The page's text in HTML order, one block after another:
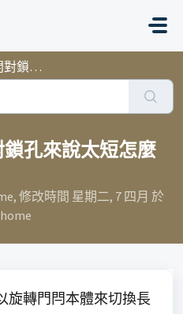
怎麼辦？
孔來說太短怎麼
修改時間 星期二, 7 四月 於
旋轉門閂本體來切換長